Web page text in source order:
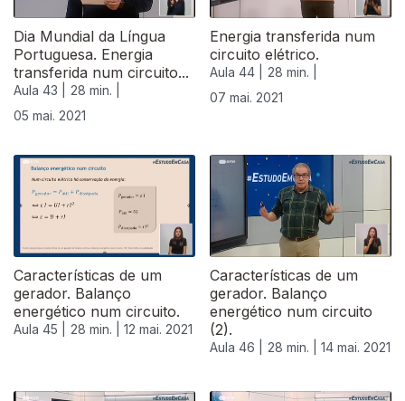
Dia Mundial da Língua
Portuguesa. Energia
transferida num circuito...
Aula 43 |
28 min. |
05 mai. 2021
Energia transferida num
circuito elétrico.
Aula 44 |
28 min. |
07 mai. 2021
Características de um
gerador. Balanço
energético num circuito.
Aula 45 | 28 min. | 12 mai. 2021
Características de um
gerador. Balanço
energético num circuito
(2).
Aula 46 | 28 min. | 14 mai. 2021
544044